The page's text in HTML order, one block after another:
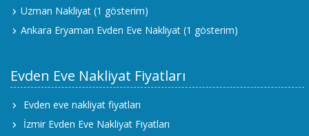
Uzman Nakliyat (1 gösterim)
Ankara Eryaman Evden Eve Nakliyat (1 gösterim)
Evden Eve Nakliyat Fiyatları
Evden eve nakliyat fiyatları
İzmir Evden Eve Nakliyat Fiyatları